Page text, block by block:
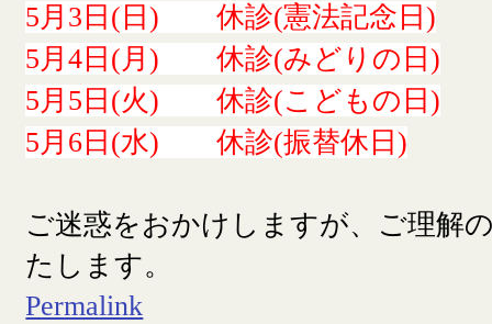
5月3日(日) 休診(憲法記念日)
5月4日(月) 休診(みどりの日)
5月5日(火) 休診(こどもの日)
5月6日(水) 休診(振替休日)
ご迷惑をおかけしますが、ご理解
たします。
Permalink